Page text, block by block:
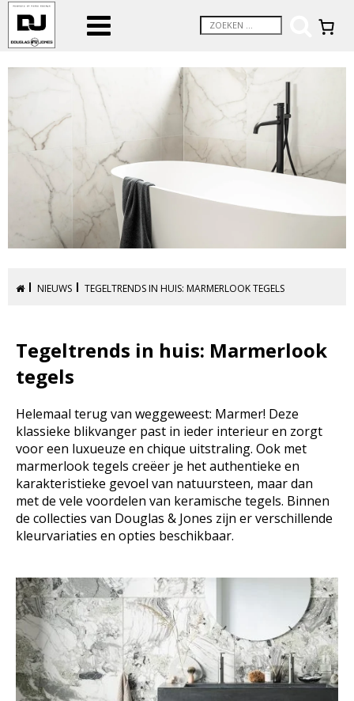
NIEUWS TEGELTRENDS IN HUIS: MARMERLOOK TEGELS
Tegeltrends in huis: Marmerlook
tegels
Helemaal terug van weggeweest: Marmer! Deze
klassieke blikvanger past in ieder interieur en zorgt
voor een luxueuze en chique uitstraling. Ook met
marmerlook tegels creëer je het authentieke en
karakteristieke gevoel van natuursteen, maar dan
met de vele voordelen van keramische tegels. Binnen
de collecties van Douglas & Jones zijn er verschillende
kleurvariaties en opties beschikbaar.